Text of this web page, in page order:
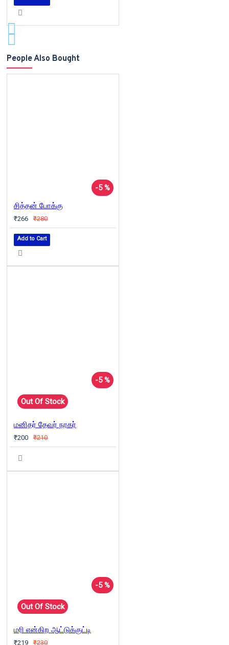
People Also Bought
-5 %
சித்தன் போக்கு
₹266 ₹280
Add to Cart
-5 %
Out Of Stock
மனிதர் தேவர் நரகர்
₹200 ₹210
-5 %
Out Of Stock
மரி என்கிற ஆட்டுக்குட்டி
₹219 ₹230